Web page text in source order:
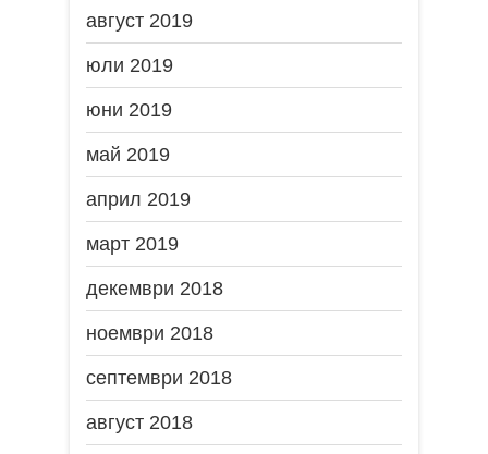
август 2019
юли 2019
юни 2019
май 2019
април 2019
март 2019
декември 2018
ноември 2018
септември 2018
август 2018